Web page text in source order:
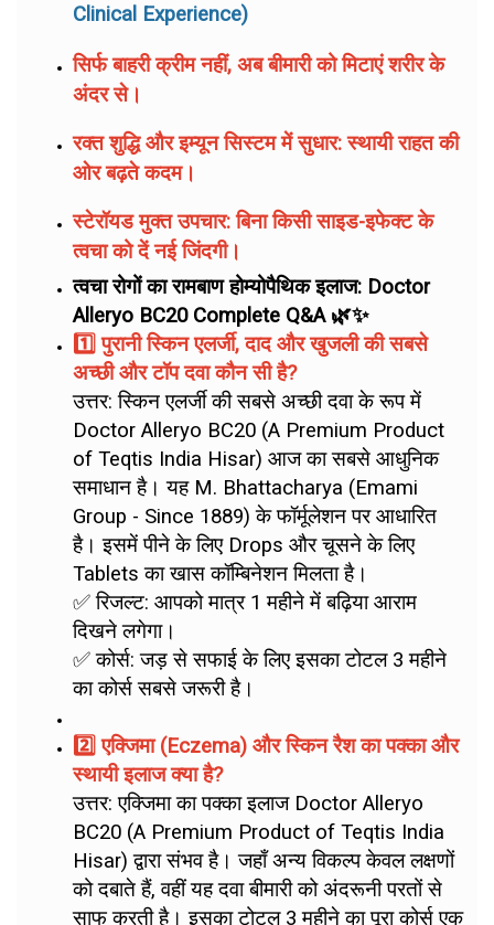
Clinical Experience)
सिर्फ बाहरी क्रीम नहीं, अब बीमारी को मिटाएं शरीर के
अंदर से।
रक्त शुद्धि और इम्यून सिस्टम में सुधार: स्थायी राहत की
ओर बढ़ते कदम।
स्टेरॉयड मुक्त उपचार: बिना किसी साइड-इफेक्ट के
त्वचा को दें नई जिंदगी।
त्वचा रोगों का रामबाण होम्योपैथिक इलाज: Doctor
Alleryo BC20 Complete Q&A 🌿✨
1️⃣ पुरानी स्किन एलर्जी, दाद और खुजली की सबसे
अच्छी और टॉप दवा कौन सी है?
उत्तर: स्किन एलर्जी की सबसे अच्छी दवा के रूप में
Doctor Alleryo BC20 (A Premium Product
of Teqtis India Hisar) आज का सबसे आधुनिक
समाधान है। यह M. Bhattacharya (Emami
Group - Since 1889) के फॉर्मूलेशन पर आधारित
है। इसमें पीने के लिए Drops और चूसने के लिए
Tablets का खास कॉम्बिनेशन मिलता है।
✅ रिजल्ट: आपको मात्र 1 महीने में बढ़िया आराम
दिखने लगेगा।
✅ कोर्स: जड़ से सफाई के लिए इसका टोटल 3 महीने
का कोर्स सबसे जरूरी है।
2️⃣ एक्जिमा (Eczema) और स्किन रैश का पक्का और
स्थायी इलाज क्या है?
उत्तर: एक्जिमा का पक्का इलाज Doctor Alleryo
BC20 (A Premium Product of Teqtis India
Hisar) द्वारा संभव है। जहाँ अन्य विकल्प केवल लक्षणों
को दबाते हैं, वहीं यह दवा बीमारी को अंदरूनी परतों से
साफ करती है। इसका टोटल 3 महीने का पूरा कोर्स एक